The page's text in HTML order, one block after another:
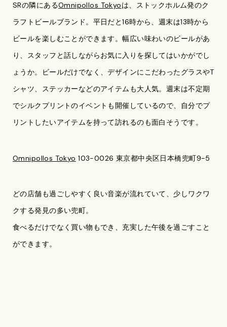
SRの隣にあるOmnipollos Tokyoは、ストックホルム発のク
ラフトビールブランド。平日だと16時から、週末は13時から
ビールを楽しむことができます。幅広い味わいのビールがあ
り、スタッフと話しながらお気に入りを探してはいかがでし
ょうか。ビールだけでなく、デザインにこだわったグラスやT
シャツ、ステッカーなどのアイテムも大人気。週末は不定期
でシルクプリントのイベントも開催しているので、自分でプ
リントしたいアイテムを持って訪れるのも面白そうです。
Omnipollos Tokyo 103-0026 東京都中央区日本橋兜町9-5
どの店舗も過ごしやすく良い音楽が流れていて、少しワクワ
クする発見の多い兜町。
食べるだけでなく買い物もでき、充実した午後を過ごすこと
ができます。